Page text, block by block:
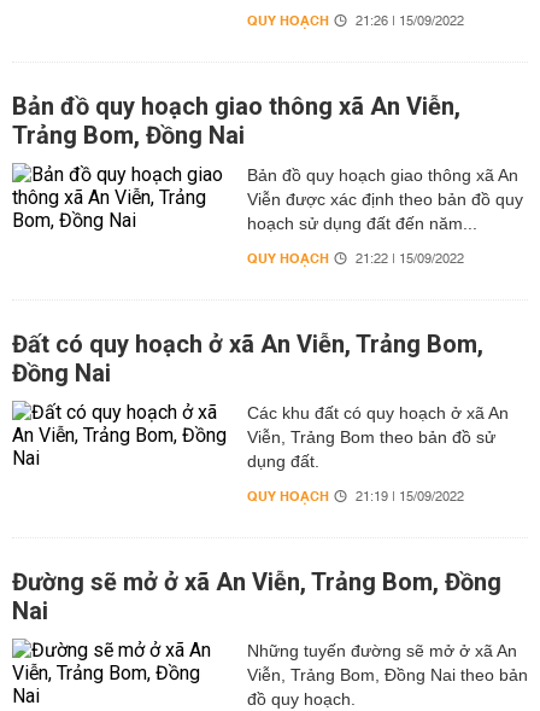
QUY HOẠCH 21:26 | 15/09/2022
Bản đồ quy hoạch giao thông xã An Viễn,
Trảng Bom, Đồng Nai
Bản đồ quy hoạch giao thông xã An
Viễn được xác định theo bản đồ quy
hoạch sử dụng đất đến năm...
QUY HOẠCH 21:22 | 15/09/2022
Đất có quy hoạch ở xã An Viễn, Trảng Bom,
Đồng Nai
Các khu đất có quy hoạch ở xã An
Viễn, Trảng Bom theo bản đồ sử
dụng đất.
QUY HOẠCH 21:19 | 15/09/2022
Đường sẽ mở ở xã An Viễn, Trảng Bom, Đồng
Nai
Những tuyến đường sẽ mở ở xã An
Viễn, Trảng Bom, Đồng Nai theo bản
đồ quy hoạch.